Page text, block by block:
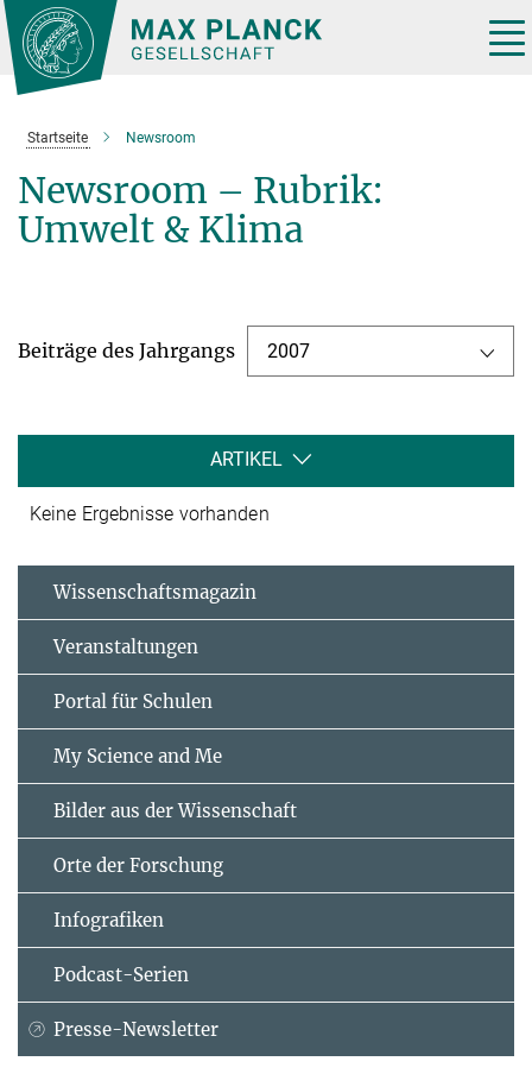
Hauptinhalt
Startseite Newsroom
Newsroom – Rubrik:
Umwelt & Klima
Beiträge des Jahrgangs 2007
ARTIKEL
Keine Ergebnisse vorhanden
Wissenschaftsmagazin
Veranstaltungen
Portal für Schulen
My Science and Me
Bilder aus der Wissenschaft
Orte der Forschung
Infografiken
Podcast-Serien
Presse-Newsletter